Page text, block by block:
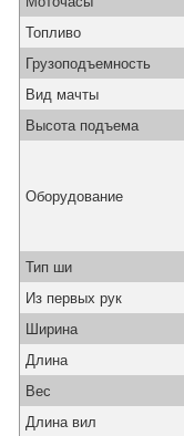
Топливо
Грузоподъемность
Вид мачты
Высота подъема
Оборудование
Тип ши
Из первых рук
Ширина
Длина
Вес
Длина вил